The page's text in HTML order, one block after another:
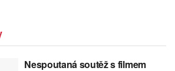
Nespoutaná soutěž s filmem